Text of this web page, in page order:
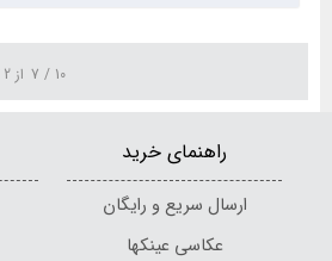
7 / 10 از 2
راهنمای خرید
ارسال سریع و رایگان
عکاسی عینکها